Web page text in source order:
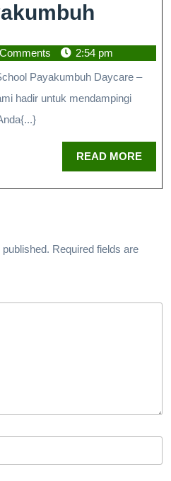
2:54 pm
Payakumbuh Daycare –
hadir untuk mendampingi
READ MORE
Required fields are